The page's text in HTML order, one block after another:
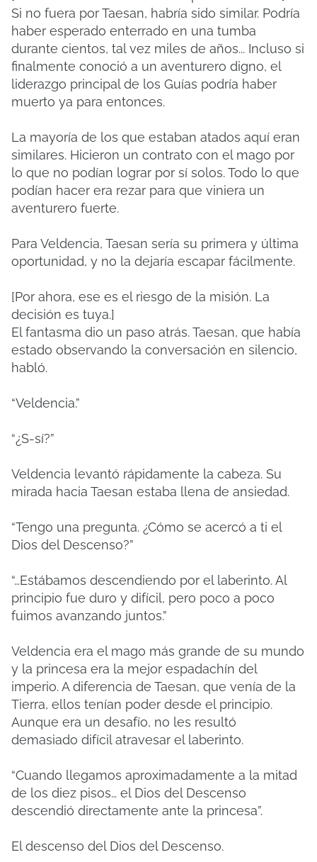
Si no fuera por Taesan, habría sido similar. Podría
haber esperado enterrado en una tumba
durante cientos, tal vez miles de años... Incluso si
finalmente conoció a un aventurero digno, el
liderazgo principal de los Guías podría haber
muerto ya para entonces.
La mayoría de los que estaban atados aquí eran
similares. Hicieron un contrato con el mago por
lo que no podían lograr por sí solos. Todo lo que
podían hacer era rezar para que viniera un
aventurero fuerte.
Para Veldencia, Taesan sería su primera y última
oportunidad, y no la dejaría escapar fácilmente.
[Por ahora, ese es el riesgo de la misión. La
decisión es tuya.]
El fantasma dio un paso atrás. Taesan, que había
estado observando la conversación en silencio,
habló.
“Veldencia.”
“¿S-sí?”
Veldencia levantó rápidamente la cabeza. Su
mirada hacia Taesan estaba llena de ansiedad.
“Tengo una pregunta. ¿Cómo se acercó a ti el
Dios del Descenso?”
“…Estábamos descendiendo por el laberinto. Al
principio fue duro y difícil, pero poco a poco
fuimos avanzando juntos.”
Veldencia era el mago más grande de su mundo
y la princesa era la mejor espadachín del
imperio. A diferencia de Taesan, que venía de la
Tierra, ellos tenían poder desde el principio.
Aunque era un desafío, no les resultó
demasiado difícil atravesar el laberinto.
“Cuando llegamos aproximadamente a la mitad
de los diez pisos… el Dios del Descenso
descendió directamente ante la princesa”.
El descenso del Dios del Descenso.